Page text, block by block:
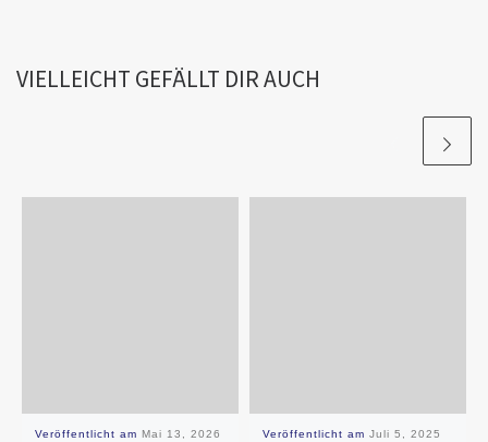
VIELLEICHT GEFÄLLT DIR AUCH
Veröffentlicht am Mai 13, 2026 Veröffentlicht am Juli 5, 2025